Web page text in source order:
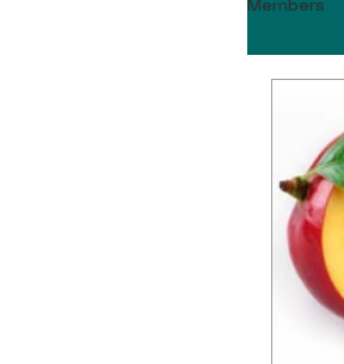
Members